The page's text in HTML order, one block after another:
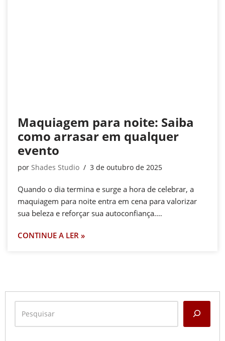
Maquiagem para noite: Saiba
como arrasar em qualquer
evento
por Shades Studio 3 de outubro de 2025
Quando o dia termina e surge a hora de celebrar, a
maquiagem para noite entra em cena para valorizar
sua beleza e reforçar sua autoconfiança.…
CONTINUE A LER »